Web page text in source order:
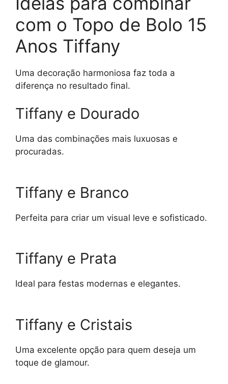
com o Topo de Bolo 15
Anos Tiffany
Uma decoração harmoniosa faz toda a
diferença no resultado final.
Tiffany e Dourado
Uma das combinações mais luxuosas e
procuradas.
Tiffany e Branco
Perfeita para criar um visual leve e sofisticado.
Tiffany e Prata
Ideal para festas modernas e elegantes.
Tiffany e Cristais
Uma excelente opção para quem deseja um
toque de glamour.